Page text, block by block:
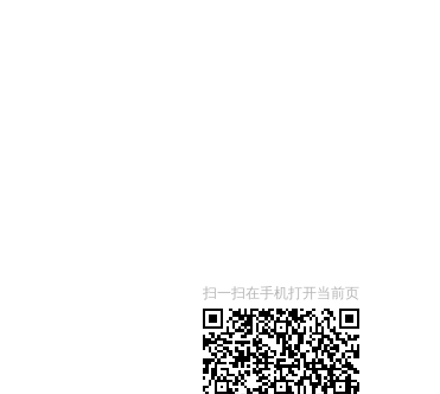
扫一扫在手机打开当前页